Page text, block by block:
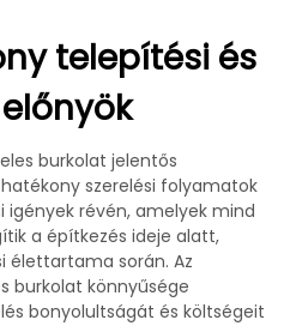
telepítési és
burkolat jelentős
szerelési folyamatok
révén, amelyek mind
a építkezés ideje alatt,
élettartama során. Az
burkolat könnyűsége
bonyolultságát és költségeit